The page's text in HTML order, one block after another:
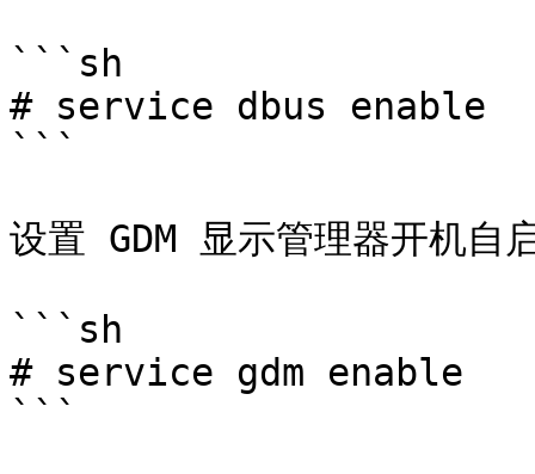
```sh
# service dbus enable
```
设置 GDM 显示管理器开机自
```sh
# service gdm enable
```